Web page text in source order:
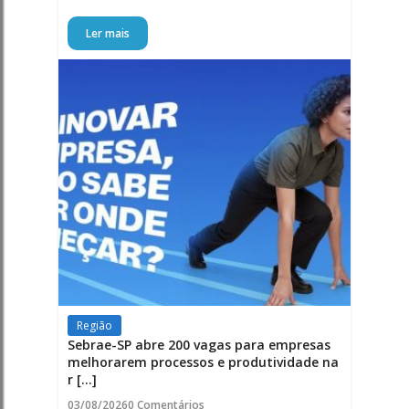
Ler mais
Região
Sebrae-SP abre 200 vagas para empresas
melhorarem processos e produtividade na
r [...]
03/08/20260 Comentários